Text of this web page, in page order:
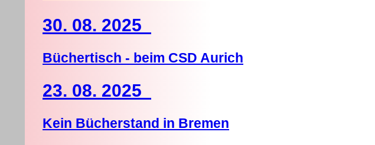
30. 08. 2025
Büchertisch - beim CSD Aurich
23. 08. 2025
Kein Bücherstand in Bremen